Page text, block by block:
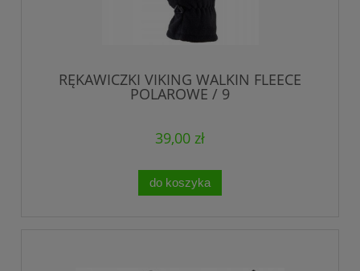
RĘKAWICZKI VIKING WALKIN FLEECE
POLAROWE / 9
39,00 zł
do koszyka